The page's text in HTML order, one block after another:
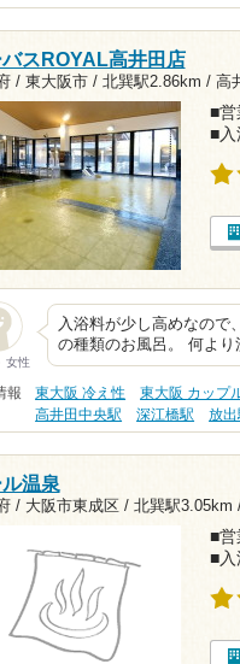
バスROYAL高井田店
/ 東大阪市 / 北巽駅2.86km / 高
■営
■入
女性
入浴料が少し高めなので
の種類のお風呂。 何よ
報 東大阪 冷え性 東大阪 カップ
高井田中央駅
深江橋駅 放出
温泉
/ 大阪市東成区 / 北巽駅3.05km
■営
■入